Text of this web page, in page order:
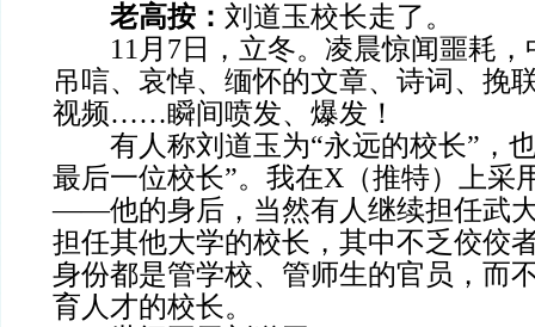
老高按： 刘道玉校长走了。
11月7日，立冬。凌晨惊闻噩耗，
吊唁、哀悼、缅怀的文章、诗词、挽
视频……瞬间喷发、爆发！
有人称刘道玉为“永远的校长”，也
最后一位校长”。我在X（推特）上采
——他的身后，当然有人继续担任武
担任其他大学的校长，其中不乏佼佼
身份都是管学校、管师生的官员，而
育人才的校长。